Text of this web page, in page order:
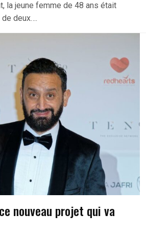
la jeune femme de 48 ans était
deux….
nouveau projet qui va